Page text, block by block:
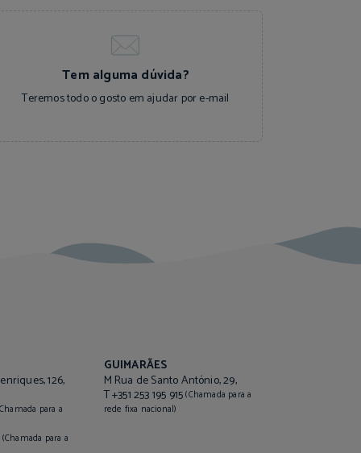
Tem alguma dúvida?
Teremos todo o gosto em ajudar pore-mail
126,
para a
(Chamada para a
GUIMARÃES
M Rua de Santo António, 29,
T +351 253 195 915(Chamada para a
rede fixa nacional)